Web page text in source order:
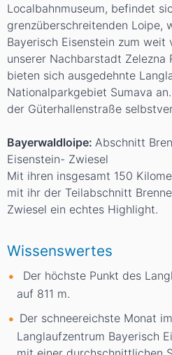
Localbahnmuseum, befindet
grenzüberschreitenden Loipe,
Bayerisch Eisenstein zum
unserer Nachbarstadt Zelezna
bieten sich ausgedehnte
Nationalparkgebiet Sumava
der Güterhallenstraße
Bayerwaldloipe: Abschnitt
Eisenstein- Zwiesel
Mit ihren insgesamt 150
mit ihr der Teilabschnitt
Zwiesel ein echtes Highlight.
Wissenswertes
Der höchste Punkt des
auf 811 m.
Der schneereichste Monat
Langlaufzentrum Bayerisch